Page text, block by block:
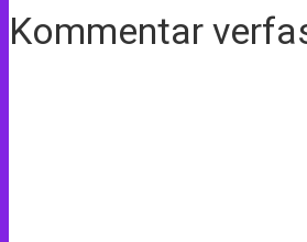
Kommentar